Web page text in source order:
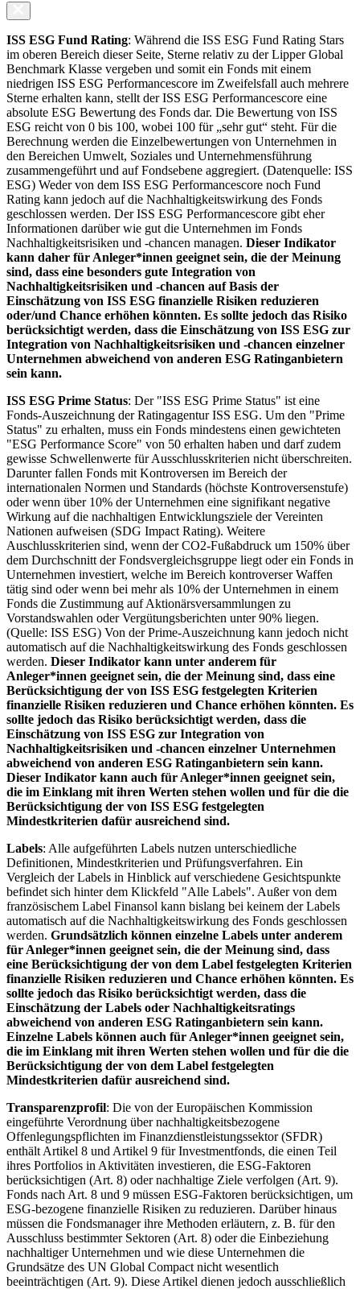
ISS ESG Fund Rating: Während die ISS ESG Fund Rating Stars
im oberen Bereich dieser Seite, Sterne relativ zu der Lipper Global
Benchmark Klasse vergeben und somit ein Fonds mit einem
niedrigen ISS ESG Performancescore im Zweifelsfall auch mehrere
Sterne erhalten kann, stellt der ISS ESG Performancescore eine
absolute ESG Bewertung des Fonds dar. Die Bewertung von ISS
ESG reicht von 0 bis 100, wobei 100 für „sehr gut“ steht. Für die
Berechnung werden die Einzelbewertungen von Unternehmen in
den Bereichen Umwelt, Soziales und Unternehmensführung
zusammengeführt und auf Fondsebene aggregiert. (Datenquelle: ISS
ESG) Weder von dem ISS ESG Performancescore noch Fund
Rating kann jedoch auf die Nachhaltigkeitswirkung des Fonds
geschlossen werden. Der ISS ESG Performancescore gibt eher
Informationen darüber wie gut die Unternehmen im Fonds
Nachhaltigkeitsrisiken und -chancen managen. Dieser Indikator
kann daher für Anleger*innen geeignet sein, die der Meinung
sind, dass eine besonders gute Integration von
Nachhaltigkeitsrisiken und -chancen auf Basis der
Einschätzung von ISS ESG finanzielle Risiken reduzieren
oder/und Chance erhöhen könnten. Es sollte jedoch das Risiko
berücksichtigt werden, dass die Einschätzung von ISS ESG zur
Integration von Nachhaltigkeitsrisiken und -chancen einzelner
Unternehmen abweichend von anderen ESG Ratinganbietern
sein kann.
ISS ESG Prime Status: Der "ISS ESG Prime Status" ist eine
Fonds-Auszeichnung der Ratingagentur ISS ESG. Um den "Prime
Status" zu erhalten, muss ein Fonds mindestens einen gewichteten
"ESG Performance Score" von 50 erhalten haben und darf zudem
gewisse Schwellenwerte für Ausschlusskriterien nicht überschreiten.
Darunter fallen Fonds mit Kontroversen im Bereich der
internationalen Normen und Standards (höchste Kontroversenstufe)
oder wenn über 10% der Unternehmen eine signifikant negative
Wirkung auf die nachhaltigen Entwicklungsziele der Vereinten
Nationen aufweisen (SDG Impact Rating). Weitere
Auschlusskriterien sind, wenn der CO2-Fußabdruck um 150% über
dem Durchschnitt der Fondsvergleichsgruppe liegt oder ein Fonds in
Unternehmen investiert, welche im Bereich kontroverser Waffen
tätig sind oder wenn bei mehr als 10% der Unternehmen in einem
Fonds die Zustimmung auf Aktionärsversammlungen zu
Vorstandswahlen oder Vergütungsberichten unter 90% liegen.
(Quelle: ISS ESG) Von der Prime-Auszeichnung kann jedoch nicht
automatisch auf die Nachhaltigkeitswirkung des Fonds geschlossen
werden. Dieser Indikator kann unter anderem für
Anleger*innen geeignet sein, die der Meinung sind, dass eine
Berücksichtigung der von ISS ESG festgelegten Kriterien
finanzielle Risiken reduzieren und Chance erhöhen könnten. Es
sollte jedoch das Risiko berücksichtigt werden, dass die
Einschätzung von ISS ESG zur Integration von
Nachhaltigkeitsrisiken und -chancen einzelner Unternehmen
abweichend von anderen ESG Ratinganbietern sein kann.
Dieser Indikator kann auch für Anleger*innen geeignet sein,
die im Einklang mit ihren Werten stehen wollen und für die die
Berücksichtigung der von ISS ESG festgelegten
Mindestkriterien dafür ausreichend sind.
Labels: Alle aufgeführten Labels nutzen unterschiedliche
Definitionen, Mindestkriterien und Prüfungsverfahren. Ein
Vergleich der Labels in Hinblick auf verschiedene Gesichtspunkte
befindet sich hinter dem Klickfeld "Alle Labels". Außer von dem
französischem Label Finansol kann bislang bei keinem der Labels
automatisch auf die Nachhaltigkeitswirkung des Fonds geschlossen
werden. Grundsätzlich können einzelne Labels unter anderem
für Anleger*innen geeignet sein, die der Meinung sind, dass
eine Berücksichtigung der von dem Label festgelegten Kriterien
finanzielle Risiken reduzieren und Chance erhöhen könnten. Es
sollte jedoch das Risiko berücksichtigt werden, dass die
Einschätzung der Labels oder Nachhaltigkeitsratings
abweichend von anderen ESG Ratinganbietern sein kann.
Einzelne Labels können auch für Anleger*innen geeignet sein,
die im Einklang mit ihren Werten stehen wollen und für die die
Berücksichtigung der von dem Label festgelegten
Mindestkriterien dafür ausreichend sind.
Transparenzprofil: Die von der Europäischen Kommission
eingeführte Verordnung über nachhaltigkeitsbezogene
Offenlegungspflichten im Finanzdienstleistungssektor (SFDR)
enthält Artikel 8 und Artikel 9 für Investmentfonds, die einen Teil
ihres Portfolios in Aktivitäten investieren, die ESG-Faktoren
berücksichtigen (Art. 8) oder nachhaltige Ziele verfolgen (Art. 9).
Fonds nach Art. 8 und 9 müssen ESG-Faktoren berücksichtigen, um
ESG-bezogene finanzielle Risiken zu reduzieren. Darüber hinaus
müssen die Fondsmanager ihre Methoden erläutern, z. B. für den
Ausschluss bestimmter Sektoren (Art. 8) oder die Einbeziehung
nachhaltiger Unternehmen und wie diese Unternehmen die
Grundsätze des UN Global Compact nicht wesentlich
beeinträchtigen (Art. 9). Diese Artikel dienen jedoch ausschließlich